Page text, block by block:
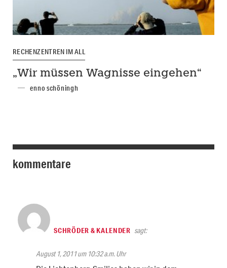
RECHENZENTREN IM ALL
„Wir müssen Wagnisse eingehen“
enno schöningh
kommentare
SCHRÖDER & KALENDER sagt:
August 1, 2011 um 10:32 a.m. Uhr